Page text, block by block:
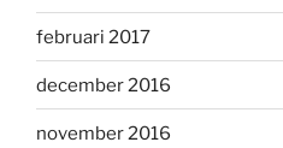
februari 2017
december 2016
november 2016